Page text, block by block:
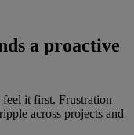
a proactive
it first. Frustration
across projects and